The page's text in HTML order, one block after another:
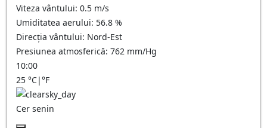
Viteza vântului: 0.5 m/s
Umiditatea aerului: 56.8 %
Direcția vântului: Nord-Est
Presiunea atmosferică: 762 mm/Hg
10:00
25 °C|°F
Cer senin